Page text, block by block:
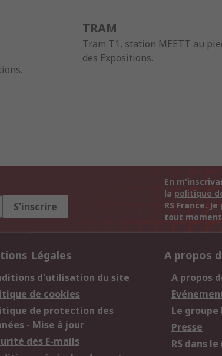
TRAM
Tram T1, station MEETT au
des Expositions.
S'inscrire
En
la politique
RS France.
tout
Légales
d'utilisation du site
de cookies
de protection des
- Mise à jour
des E-mails
A propos
A propos
Le groupe
Presse
RS dans